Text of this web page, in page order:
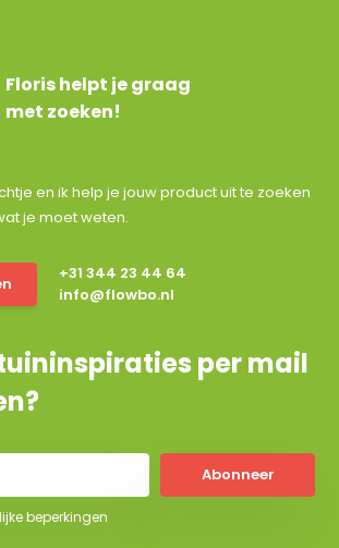
Floris helpt je graag
met zoeken!
en ik help je jouw product uit te zoeken
je moet weten.
+31 344 23 44 64
info@flowbo.nl
per mail
Abonneer
beperkingen